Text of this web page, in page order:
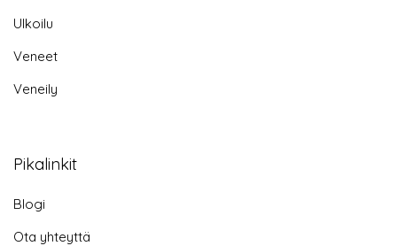
Ulkoilu
Veneet
Veneily
Pikalinkit
Blogi
Ota yhteyttä